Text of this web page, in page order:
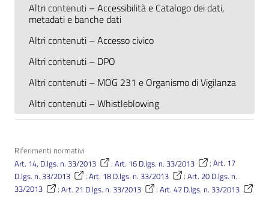
Altri contenuti – Accessibilità e Catalogo dei dati,
metadati e banche dati
Altri contenuti – Accesso civico
Altri contenuti – DPO
Altri contenuti – MOG 231 e Organismo di Vigilanza
Altri contenuti – Whistleblowing
Riferimenti normativi
Art. 14, D.lgs. n. 33/2013
; Art. 16 D.lgs. n. 33/2013 ; Art. 17
D.lgs. n. 33/2013
; Art. 18 D.lgs. n. 33/2013 ; Art. 20 D.lgs. n.
33/2013
; Art. 21 D.lgs. n. 33/2013 ; Art. 47 D.lgs. n. 33/2013